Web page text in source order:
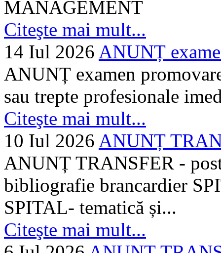
MANAGEMENT
Citeşte mai mult...
14 Iul 2026 ANUNȚ
ANUNȚ examen
sau trepte profesionale
Citeşte mai mult...
10 Iul 2026 ANUNȚ
ANUNȚ TRANSFER -
bibliografie brancardier
SPITAL- tematică și...
Citeşte mai mult...